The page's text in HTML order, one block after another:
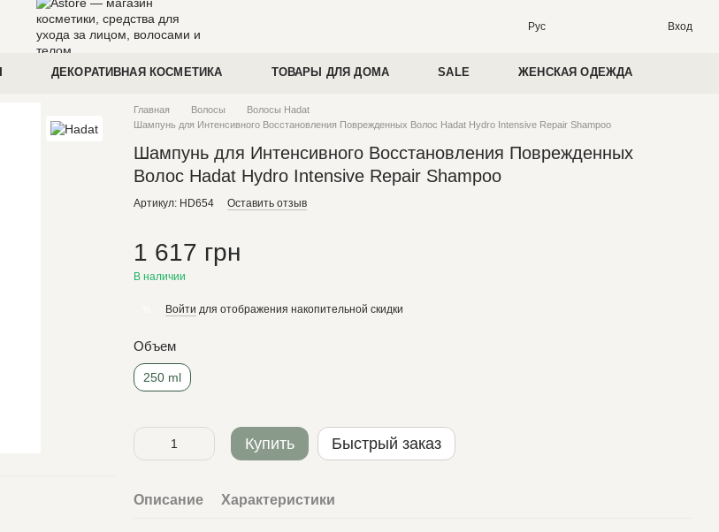
Рус Вход
ДЕКОРАТИВНАЯ КОСМЕТИКА ТОВАРЫ ДЛЯ ДОМА SALE ЖЕНСКАЯ ОДЕЖДА
Главная Волосы
Волосы Hadat
Шампунь для Интенсивного Восстановления Поврежденных Волос Hadat Hydro Intensive Repair Shampoo
Шампунь для Интенсивного Восстановления Поврежденных
Волос Hadat Hydro Intensive Repair Shampoo
Артикул: HD654 Оставить отзыв
1 617 грн
В наличии
Войти для отображения накопительной скидки
Объем
250 ml
Купить Быстрый заказ
Описание Характеристики